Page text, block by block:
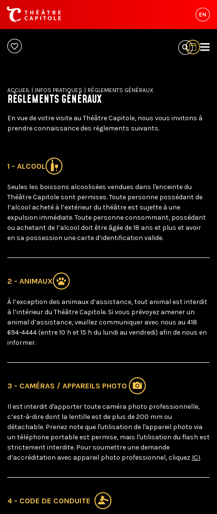
EN
ACCUEIL INFOS PRATIQUES RÈGLEMENTS GÉNÉRAUX
RÈGLEMENTS GÉNÉRAUX
En vue de votre visite au Théâtre Capitole, nous vous invitons à
prendre connaissance des règlements suivants.
1 - ALCOOL
Seules les boissons alcoolisées vendues dans l'enceinte du
Théâtre Capitole sont permises. Toute personne possédant de
l’alcool acheté à l’extérieur du théâtre est sujette à une
expulsion immédiate. Toute personne consommant, possédant
ou achetant de l’alcool doit être âgée de 18 ans et plus et avoir
en sa possession une carte d’identification valide.
2 - ANIMAUX
À l’exception des animaux d’assistance, tout animal est interdit
à l’intérieur du Théâtre Capitole. Si vous prévoyez amener un
animal d’assistance, veuillez communiquer avec nous au 418
694-4444 (entre 10 h et 15 h du lundi au vendredi) afin de nous en
informer.
3 - CAMÉRAS / APPAREILS PHOTO
Il est interdit d'apporter toute caméra photo professionnelle,
c’est-à-dire dont la lentille est de plus de 200 mm ou
détachable. Prenez note que l'utilisation de l'appareil photo via
un téléphone portable est permise, mais l'utilisation du flash est
strictement interdite. Pour soumettre une demande
d’accréditation avec appareil photo professionnel, cliquez ICI.
4 - CODE DE CONDUITE